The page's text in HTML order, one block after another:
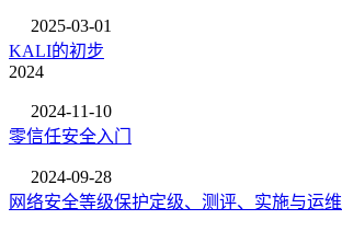
2025-03-01
KALI的初步
2024
2024-11-10
零信任安全入门
2024-09-28
网络安全等级保护定级、测评、实施与运维